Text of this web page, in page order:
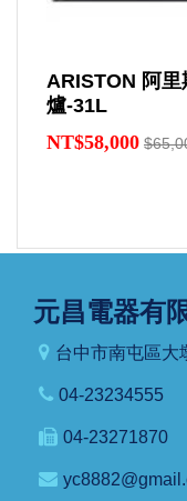
ARISTON 阿
爐-31L
NT$58,000
元昌電器有
台中市南屯區大
04-23234555
04-23271870